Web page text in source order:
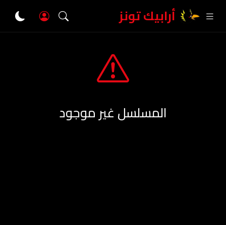
أرابيك تونز
المسلسل غير موجود